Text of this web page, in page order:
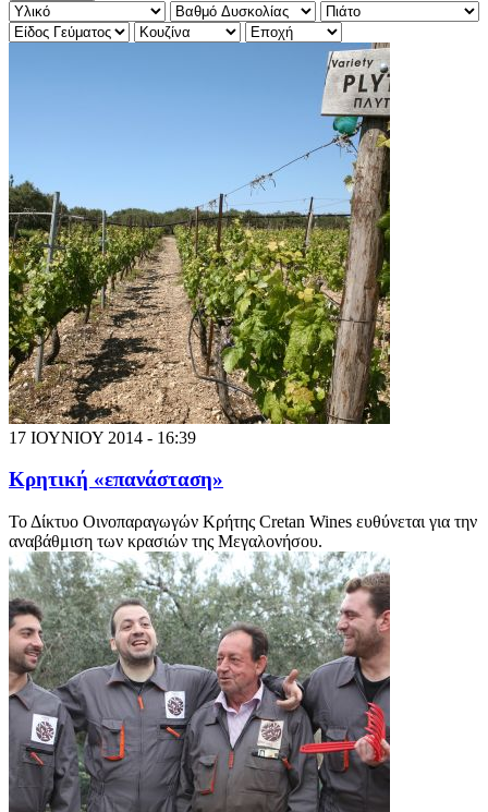
17 ΙΟΥΝΙΟΥ 2014 - 16:39
Κρητική «επανάσταση»
Το Δίκτυο Οινοπαραγωγών Κρήτης Cretan Wines ευθύνεται για την
αναβάθμιση των κρασιών της Μεγαλονήσου.